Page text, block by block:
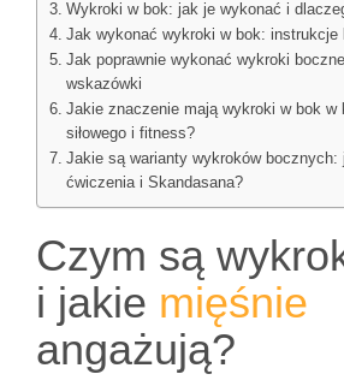
Wykroki w bok: jak je wykonać i
Jak wykonać wykroki w bok: instrukcje
Jak poprawnie wykonać wykroki
wskazówki
Jakie znaczenie mają wykroki w bok w
siłowego i fitness?
Jakie są warianty wykroków bocznych:
ćwiczenia i Skandasana?
Czym są
i jakie mięśnie
angażują?